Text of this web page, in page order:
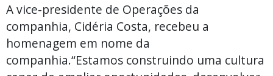
A vice-presidente de Operações da
companhia, Cidéria Costa, recebeu a
homenagem em nome da
companhia.“Estamos construindo uma cultura